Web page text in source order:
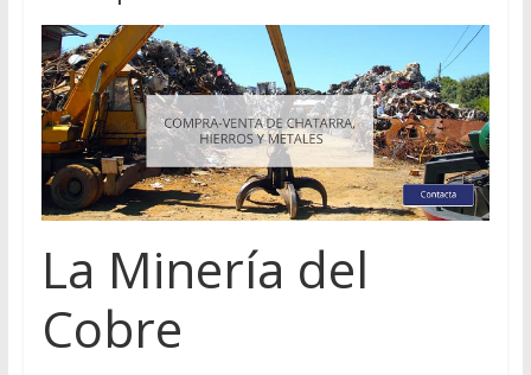
La Minería del
Cobre